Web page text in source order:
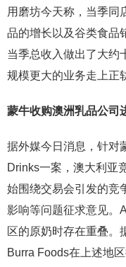
用磨坊今天称，当季同
品的增长以及谷类食品
当季总收入做出了大约
规模更大的业务走上正
蒙牛收购澳洲乳品公司
据外媒今日消息，针对
Drinks一案，澳大利亚
始围绕交易会引发的竞
影响等问题征求意见。
区的原奶时存在重叠。
Burra Foods在上述地